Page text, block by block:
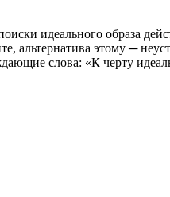
идеального образа
альтернатива этому ─
слова: «К черту